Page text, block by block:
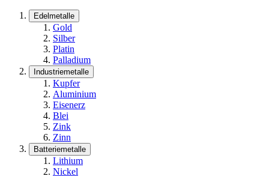
Edelmetalle
Gold
Silber
Platin
Palladium
Industriemetalle
Kupfer
Aluminium
Eisenerz
Blei
Zink
Zinn
Batteriemetalle
Lithium
Nickel